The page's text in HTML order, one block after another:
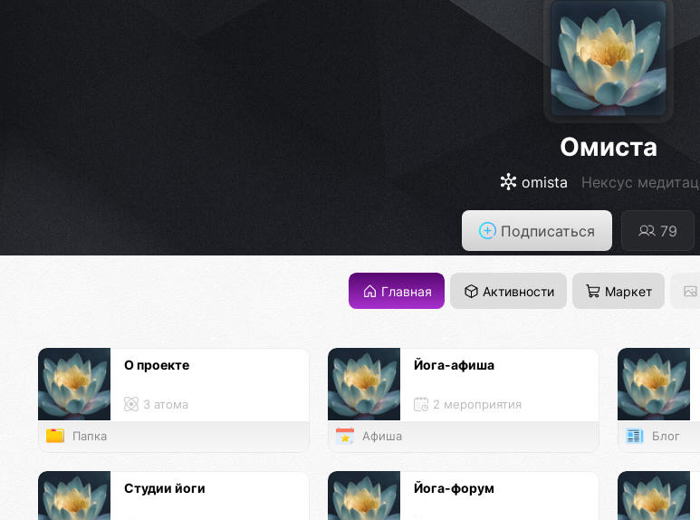
Омиста
omista Нексус
Подписаться 79
Главная Активности Маркет
О проекте
3 атома
Папка
Йога-афиша
2 мероприятия
Афиша Блог
Студии йоги Йога-форум